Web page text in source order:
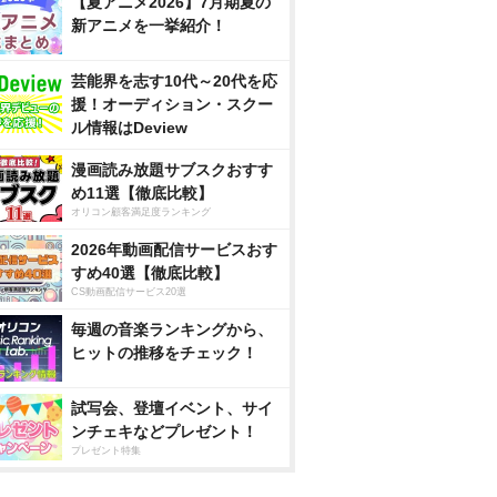
新アニメを一挙紹介！
芸能界を志す10代～20代を応
援！オーディション・スクー
ル情報はDeview
漫画読み放題サブスクおすす
め11選【徹底比較】
オリコン顧客満足度ランキング
2026年動画配信サービスおす
すめ40選【徹底比較】
CS動画配信サービス20選
毎週の音楽ランキングから、
ヒットの推移をチェック！
試写会、登壇イベント、サイ
ンチェキなどプレゼント！
プレゼント特集